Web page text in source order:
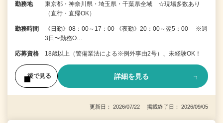
勤務地
東京都・神奈川県・埼玉県・千葉県全域 ☆現場多数あり
（直行・直帰OK）
勤務時間
《日勤》08：00～17：00 《夜勤》20：00～翌5：00 ※週
3日〜勤務O…
応募資格 18歳以上（警備業法による※例外事由2号）、未経験OK！
後で見る 詳細を見る
更新日： 2026/07/22 掲載終了日： 2026/09/05